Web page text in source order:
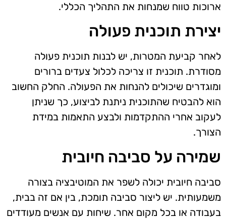
ארוכות טווח שמנחות את התהליך הכללי.
יצירת תוכנית פעולה
לאחר קביעת המטרות, יש לבנות תוכנית פעולה
מסודרת. תוכנית זו צריכה לכלול צעדים ברורים
ומוגדרים שיכולים להנחות את הפעולה. החלק החשוב
הוא להבטיח שהתוכנית ניתנת לביצוע, כך שניתן
לעקוב אחרי ההתקדמות ולבצע התאמות במידת
הצורך.
שמירה על סביבה חיובית
סביבה חיובית יכולה לשפר את המוטיבציה בצורה
משמעותית. יש ליצור סביבה תומכת, בין אם זה בבית,
בעבודה או בכל מקום אחר. שיחות עם אנשים מעודדים